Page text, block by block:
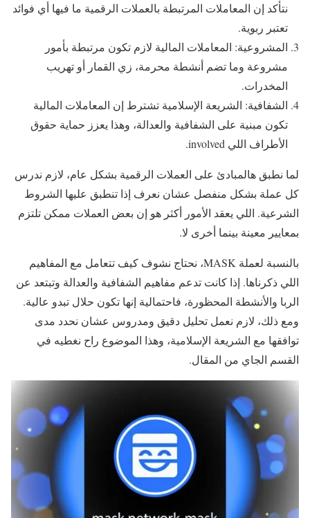
نتأكد إن المعاملات المرتبطة بالعملات الرقمية ما فيها أي فوائد
تعتبر ربوية.
المشروعية: المعاملات المالية لازم تكون مرتبطة بأمور
مشروعة وما تضم أنشطة محرمة، زي القمار أو تهريب
المخدرات.
الشفافية: الشريعة الإسلامية تشترط إن المعاملات المالية
تكون مبنية على الشفافية والعدالة، وهذا يعزز حماية حقوق
الأطراف اللي involved.
لما نطبق هالمبادئ على العملات الرقمية بشكل عام، لازم ندرس
كل عملة بشكل منفصل عشان نعرف إذا تنطبق عليها الشروط
الشرعية. اللي يعقد الأمور أكثر هو إن بعض العملات ممكن تلتزم
بمعايير معينة بينما أخرى لا.
بالنسبة لعملة MASK، نحتاج نشوف كيف تتعامل مع المفاهيم
اللي ذكرناها. إذا كانت تدعم مفاهيم الشفافية والعدالة وتبتعد عن
الربا والأنشطة المحظورة، فاحتمالية إنها تكون حلال تبدو عالية.
ومع ذلك، لازم نعمل تحليل دقيق ومدروس عشان نحدد مدى
توافقها مع الشريعة الإسلامية، وهذا الموضوع راح نغطيه في
القسم الجاي من المقال.